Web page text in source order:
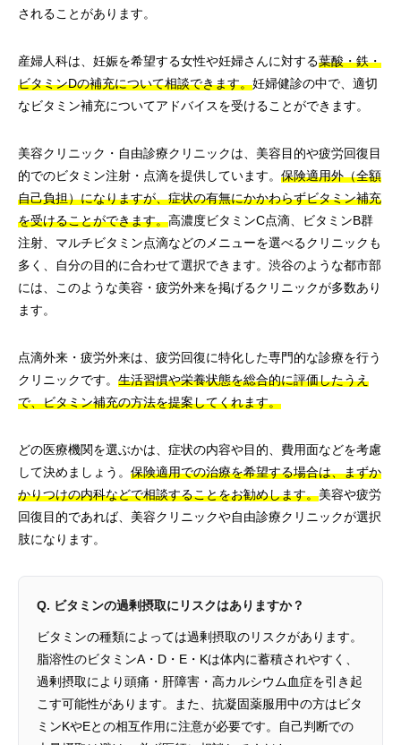
されることがあります。
産婦人科は、妊娠を希望する女性や妊婦さんに対する葉酸・鉄・
ビタミンDの補充について相談できます。妊婦健診の中で、適切
なビタミン補充についてアドバイスを受けることができます。
美容クリニック・自由診療クリニックは、美容目的や疲労回復目
的でのビタミン注射・点滴を提供しています。 保険適用外（全額
自己負担）になりますが、症状の有無にかかわらずビタミン補充
を受けることができます。高濃度ビタミンC点滴、ビタミンB群
注射、マルチビタミン点滴などのメニューを選べるクリニックも
多く、自分の目的に合わせて選択できます。渋谷のような都市部
には、このような美容・疲労外来を掲げるクリニックが多数あり
ます。
点滴外来・疲労外来は、疲労回復に特化した専門的な診療を行う
クリニックです。 生活習慣や栄養状態を総合的に評価したうえ
で、ビタミン補充の方法を提案してくれます。
どの医療機関を選ぶかは、症状の内容や目的、費用面などを考慮
して決めましょう。 保険適用での治療を希望する場合は、まずか
かりつけの内科などで相談することをお勧めします。美容や疲労
回復目的であれば、美容クリニックや自由診療クリニックが選択
肢になります。
Q. ビタミンの過剰摂取にリスクはありますか？
ビタミンの種類によっては過剰摂取のリスクがあります。
脂溶性のビタミンA・D・E・Kは体内に蓄積されやすく、
過剰摂取により頭痛・肝障害・高カルシウム血症を引き起
こす可能性があります。また、抗凝固薬服用中の方はビタ
ミンKやEとの相互作用に注意が必要です。自己判断での